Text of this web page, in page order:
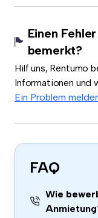
Einen
bemerkt?
Hilf uns, Rentumo
Informationen und
Ein Problem
FAQ
Wie